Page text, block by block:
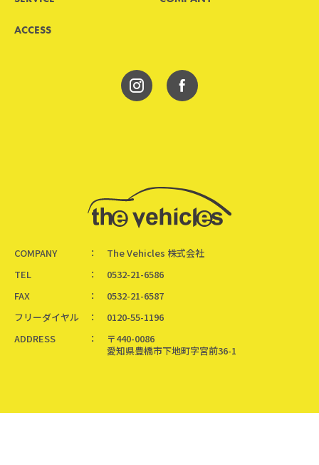
ACCESS
COMPANY
The Vehicles 株式会社
TEL
0532-21-6586
FAX
0532-21-6587
フリーダイヤル
0120-55-1196
ADDRESS
〒440-0086
愛知県豊橋市下地町字宮前36-1